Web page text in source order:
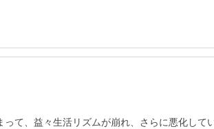
て、益々生活リズムが崩れ、さらに悪化して